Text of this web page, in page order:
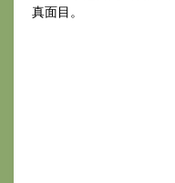
真面目。